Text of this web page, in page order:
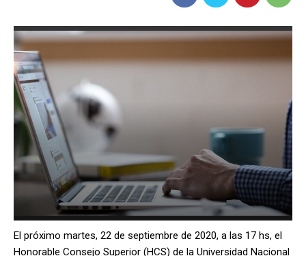
El próximo martes, 22 de septiembre de 2020, a las 17 hs, el
Honorable Consejo Superior (HCS) de la Universidad Nacional